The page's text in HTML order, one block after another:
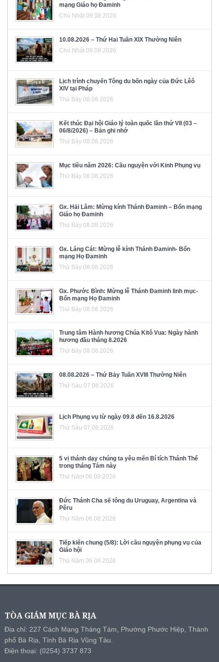
mạng Giáo họ Đaminh
Chủ Nhật 09.08.2026
10.08.2026 – Thứ Hai Tuần XIX Thường Niên
Chủ Nhật 09.08.2026
Lịch trình chuyến Tông du bốn ngày của Đức Lêô
XIV tại Pháp
Thứ Bảy 08.08.2026
Kết thúc Đại hội Giáo lý toàn quốc lần thứ VII (03 –
06/8/2026) – Bản ghi nhớ
Thứ Bảy 08.08.2026
Mục tiêu năm 2026: Cầu nguyện với Kinh Phụng vụ
Thứ Bảy 08.08.2026
Gx. Hải Lâm: Mừng kính Thánh Đaminh – Bổn mạng
Giáo họ Đaminh
Thứ Bảy 08.08.2026
Gx. Láng Cát: Mừng lễ kính Thánh Đaminh- Bổn
mạng Họ Đaminh
Thứ Bảy 08.08.2026
Gx. Phước Bình: Mừng lễ Thánh Đaminh linh mục-
Bổn mạng Họ Đaminh
Thứ Bảy 08.08.2026
Trung tâm Hành hương Chúa Kitô Vua: Ngày hành
hương đầu tháng 8.2026
Thứ Bảy 08.08.2026
08.08.2026 – Thứ Bảy Tuần XVIII Thường Niên
Thứ Sáu 07.08.2026
Lịch Phụng vụ từ ngày 09.8 đến 16.8.2026
Thứ Sáu 07.08.2026
5 vị thánh dạy chúng ta yêu mến Bí tích Thánh Thể
trong tháng Tám này
Thứ Năm 06.08.2026
Đức Thánh Cha sẽ tông du Uruguay, Argentina và
Pêru
Thứ Năm 06.08.2026
Tiếp kiến chung (5/8): Lời cầu nguyện phụng vụ của
Giáo hội
Thứ Năm 06.08.2026
TÒA GIÁM MỤC BÀ RỊA
Địa chỉ: 227 Cách Mạng Tháng Tám, Phường Phước Hiệp, Thành
phố Bà Rịa, Tỉnh Bà Rịa Vũng Tàu.
Điện thoại: (0254) 3737 873